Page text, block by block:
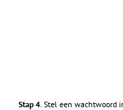
Stap 4. Stel een wachtwoord